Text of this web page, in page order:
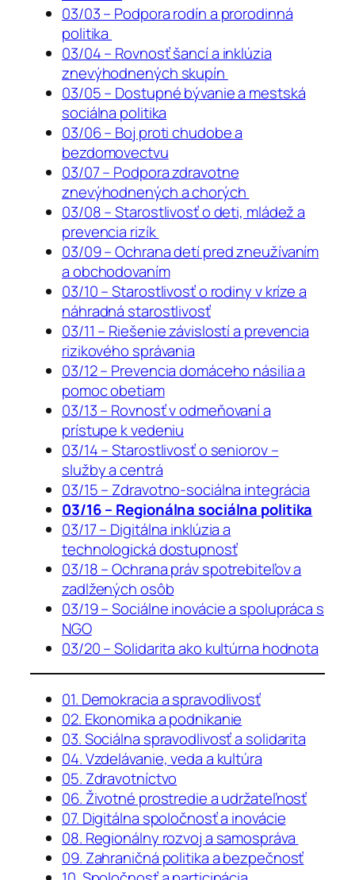
03/03 – Podpora rodín a prorodinná
politika
03/04 – Rovnosť šancí a inklúzia
znevýhodnených skupín
03/05 – Dostupné bývanie a mestská
sociálna politika
03/06 – Boj proti chudobe a
bezdomovectvu
03/07 – Podpora zdravotne
znevýhodnených a chorých
03/08 – Starostlivosť o deti, mládež a
prevencia rizík
03/09 – Ochrana detí pred zneužívaním
a obchodovaním
03/10 – Starostlivosť o rodiny v kríze a
náhradná starostlivosť
03/11 – Riešenie závislostí a prevencia
rizikového správania
03/12 – Prevencia domáceho násilia a
pomoc obetiam
03/13 – Rovnosť v odmeňovaní a
prístupe k vedeniu
03/14 – Starostlivosť o seniorov –
služby a centrá
03/15 – Zdravotno-sociálna integrácia
03/16 – Regionálna sociálna politika
03/17 – Digitálna inklúzia a
technologická dostupnosť
03/18 – Ochrana práv spotrebiteľov a
zadlžených osôb
03/19 – Sociálne inovácie a spolupráca s
NGO
03/20 – Solidarita ako kultúrna hodnota
01. Demokracia a spravodlivosť
02. Ekonomika a podnikanie
03. Sociálna spravodlivosť a solidarita
04. Vzdelávanie, veda a kultúra
05. Zdravotníctvo
06. Životné prostredie a udržateľnosť
07. Digitálna spoločnosť a inovácie
08. Regionálny rozvoj a samospráva
09. Zahraničná politika a bezpečnosť